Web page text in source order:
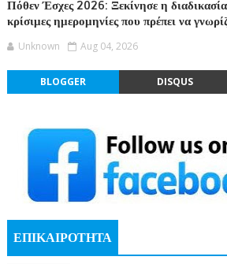
Πόθεν Έσχες 2026: Ξεκίνησε η
κρίσιμες ημερομηνίες που πρέπει να
Unknown Aug 04, 2026
BLOGGER DISQUS
ΕΠΙΚΑΙΡΟΤΗΤΑ